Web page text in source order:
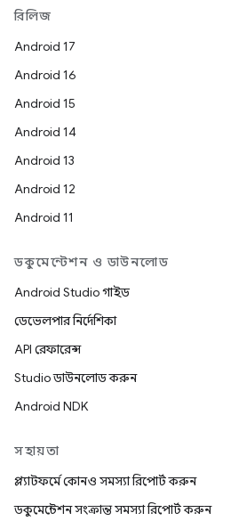
রিলিজ
Android 17
Android 16
Android 15
Android 14
Android 13
Android 12
Android 11
ডকুমেন্টেশন ও ডাউনলোড
Android Studio গাইড
ডেভেলপার নির্দেশিকা
API রেফারেন্স
Studio ডাউনলোড করুন
Android NDK
সহায়তা
প্ল্যাটফর্মে কোনও সমস্যা রিপোর্ট করুন
ডকুমেন্টেশন সংক্রান্ত সমস্যা রিপোর্ট করুন